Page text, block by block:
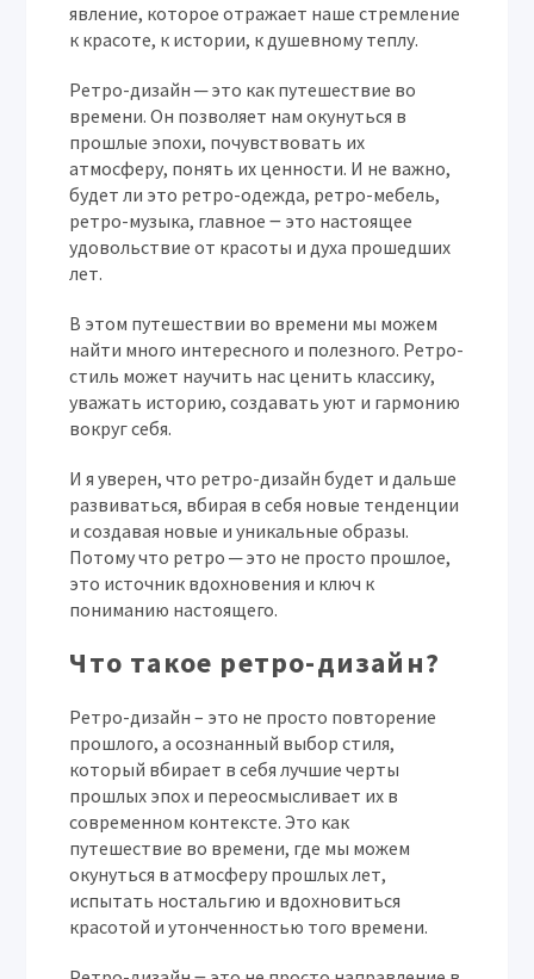
явление, которое отражает наше стремление
к красоте, к истории, к душевному теплу.
Ретро-дизайн ─ это как путешествие во
времени. Он позволяет нам окунуться в
прошлые эпохи, почувствовать их
атмосферу, понять их ценности. И не важно,
будет ли это ретро-одежда, ретро-мебель,
ретро-музыка, главное ౼ это настоящее
удовольствие от красоты и духа прошедших
лет.
В этом путешествии во времени мы можем
найти много интересного и полезного. Ретро-
стиль может научить нас ценить классику,
уважать историю, создавать уют и гармонию
вокруг себя.
И я уверен, что ретро-дизайн будет и дальше
развиваться, вбирая в себя новые тенденции
и создавая новые и уникальные образы.
Потому что ретро ─ это не просто прошлое,
это источник вдохновения и ключ к
пониманию настоящего.
Что такое ретро-дизайн?
Ретро-дизайн – это не просто повторение
прошлого, а осознанный выбор стиля,
который вбирает в себя лучшие черты
прошлых эпох и переосмысливает их в
современном контексте. Это как
путешествие во времени, где мы можем
окунуться в атмосферу прошлых лет,
испытать ностальгию и вдохновиться
красотой и утонченностью того времени.